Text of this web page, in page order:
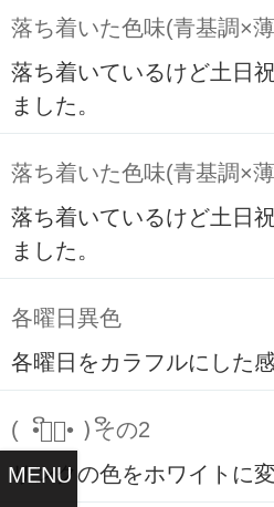
MENU
落ち着いた色味(青基調×
落ち着いているけど土日
ました。
落ち着いた色味(青基調×
落ち着いているけど土日
ました。
各曜日異色
各曜日をカラフルにした
( ິ•ᆺ⃘• )ິその2
リンクの色をホワイトに